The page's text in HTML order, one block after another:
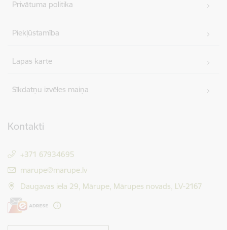
Privātuma politika
Piekļūstamība
Lapas karte
Sīkdatņu izvēles maiņa
Kontakti
+371 67934695
E-pasts:
marupe@marupe.lv
Daugavas iela 29, Mārupe, Mārupes novads, LV-2167